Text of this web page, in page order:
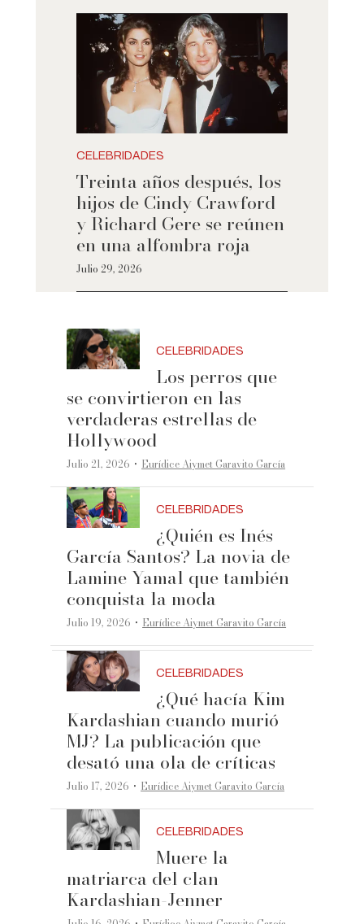
CELEBRIDADES
Treinta años después, los
hijos de Cindy Crawford
y Richard Gere se reúnen
en una alfombra roja
Julio 29, 2026
CELEBRIDADES
Los perros que
se convirtieron en las
verdaderas estrellas de
Hollywood
Julio 21, 2026 ·Eurídice Aiymet Garavito García
CELEBRIDADES
¿Quién es Inés
García Santos? La novia de
Lamine Yamal que también
conquista la moda
Julio 19, 2026 ·Eurídice Aiymet Garavito García
CELEBRIDADES
¿Qué hacía Kim
Kardashian cuando murió
MJ? La publicación que
desató una ola de críticas
Julio 17, 2026 ·Eurídice Aiymet Garavito García
CELEBRIDADES
Muere la
matriarca del clan
Kardashian-Jenner